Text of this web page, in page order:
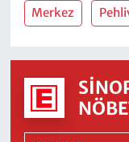
Merkez